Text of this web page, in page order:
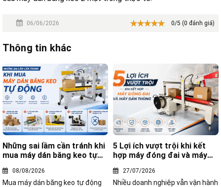
06/06/2026 0/5 (0 đánh giá)
Thông tin khác
Những sai lầm cần tránh khi
mua máy dán băng keo tự
08/08/2026
Mua máy dán băng keo tự động
5 Lợi ích vượt trội khi kết
hợp máy đóng đai và máy
27/07/2026
Nhiều doanh nghiệp vẫn vận hành